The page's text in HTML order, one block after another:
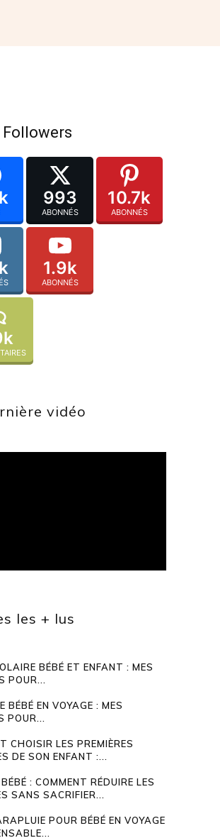
993
ABONNÉS
10.7k
ABONNÉS
1.9k
ABONNÉS
vidéo
les + lus
BÉBÉ ET ENFANT : MES
POUR...
BÉBÉ EN VOYAGE : MES
POUR...
CHOISIR LES PREMIÈRES
DE SON ENFANT :...
: COMMENT RÉDUIRE LES
SANS SACRIFIER...
POUR BÉBÉ EN VOYAGE